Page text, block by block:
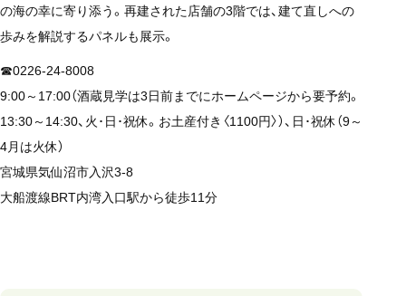
の海の幸に寄り添う。再建された店舗の3階では、建て直しへの
歩みを解説するパネルも展示。
☎0226-24-8008
9:00～17:00（酒蔵見学は3日前までにホームページから要予約。
13:30～14:30、火･日･祝休。お土産付き〈1100円〉）、日･祝休（9～
4月は火休）
宮城県気仙沼市入沢3-8
大船渡線BRT内湾入口駅から徒歩11分